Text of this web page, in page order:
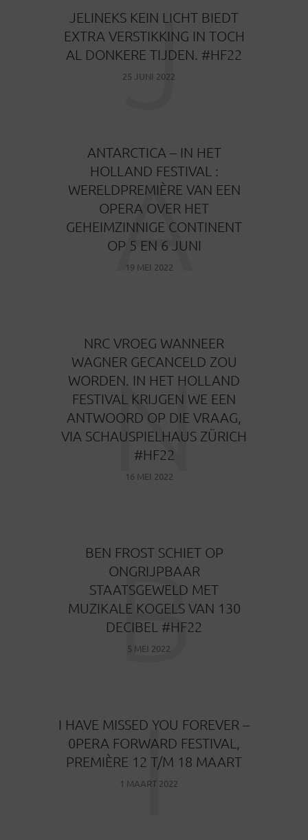
JELINEKS KEIN LICHT BIEDT
EXTRA VERSTIKKING IN TOCH
AL DONKERE TIJDEN. #HF22
25 JUNI 2022
J
ANTARCTICA – IN HET
HOLLAND FESTIVAL :
WERELDPREMIÈRE VAN EEN
OPERA OVER HET
GEHEIMZINNIGE CONTINENT
OP 5 EN 6 JUNI
19 MEI 2022
A
NRC VROEG WANNEER
WAGNER GECANCELD ZOU
WORDEN. IN HET HOLLAND
FESTIVAL KRIJGEN WE EEN
ANTWOORD OP DIE VRAAG,
VIA SCHAUSPIELHAUS ZÜRICH
#HF22
16 MEI 2022
N
BEN FROST SCHIET OP
ONGRIJPBAAR
STAATSGEWELD MET
MUZIKALE KOGELS VAN 130
DECIBEL #HF22
5 MEI 2022
B
I HAVE MISSED YOU FOREVER –
0PERA FORWARD FESTIVAL,
PREMIÈRE 12 T/M 18 MAART
1 MAART 2022
I